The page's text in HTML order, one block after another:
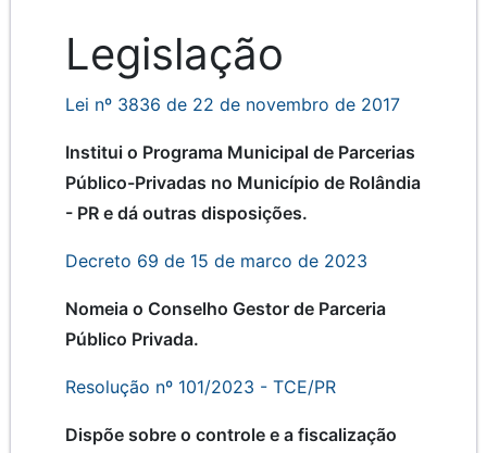
Legislação
Lei nº 3836 de 22 de novembro de 2017
Institui o Programa Municipal de Parcerias
Público-Privadas no Município de Rolândia
- PR e dá outras disposições.
Decreto 69 de 15 de marco de 2023
Nomeia o Conselho Gestor de Parceria
Público Privada.
Resolução nº 101/2023 - TCE/PR
Dispõe sobre o controle e a fiscalização